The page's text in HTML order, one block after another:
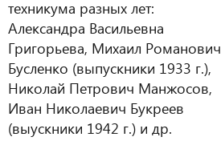
техникума разных лет:
Александра Васильевна
Григорьева, Михаил Романович
Бусленко (выпускники 1933 г.),
Николай Петрович Манжосов,
Иван Николаевич Букреев
(выускники 1942 г.) и др.